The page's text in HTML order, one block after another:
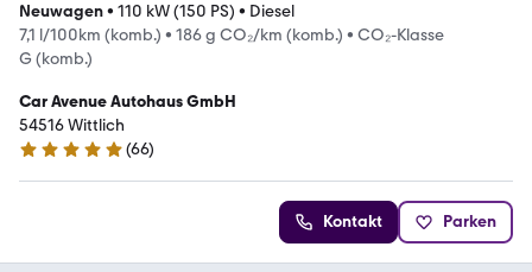
Neuwagen• 110 kW (150 PS) • Diesel
7,1 l/100km (komb.) • 186 g CO₂/km (komb.) • CO₂-Klasse
G (komb.)
Car Avenue Autohaus GmbH
54516 Wittlich
4.8 Sterne
(66)
Kontakt Parken